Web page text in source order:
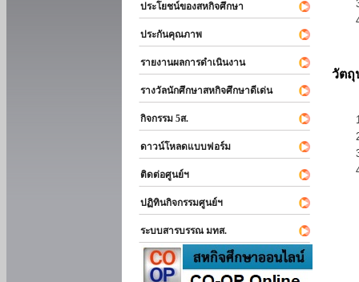
ประโยชน์ของสหกิจศึกษา
ประกันคุณภาพ
รายงานผลการดำเนินงาน
รางวัลนักศึกษาสหกิจศึกษาดีเด่น
กิจกรรม 5ส.
ดาวน์โหลดแบบฟอร์ม
ติดต่อศูนย์ฯ
ปฏิทินกิจกรรมศูนย์ฯ
ระบบสารบรรณ มทส.
วัตถุ